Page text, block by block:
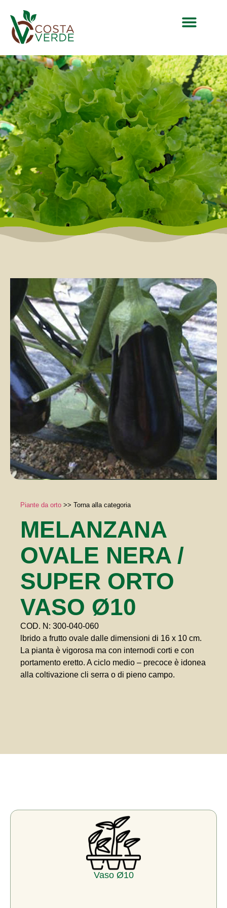
Piante da orto >> Torna alla categoria
MELANZANA
OVALE NERA /
SUPER ORTO
VASO Ø10
COD. N: 300-040-060
lbrido a frutto ovale dalle dimensioni di 16 x 10 cm.
La pianta è vigorosa ma con internodi corti e con
portamento eretto. A ciclo medio – precoce è idonea
alla coltivazione cli serra o di pieno campo.
Vaso Ø10